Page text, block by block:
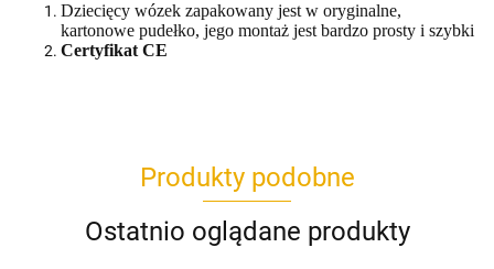
Dziecięcy wózek zapakowany jest w oryginalne,
kartonowe pudełko, jego montaż jest bardzo prosty i szybki
Certyfikat CE
Produkty podobne
Ostatnio oglądane produkty